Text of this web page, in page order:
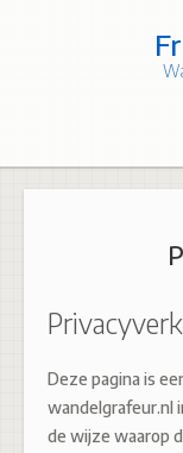
Deze pagina is
wandelgrafeur.nl
de wijze waarop